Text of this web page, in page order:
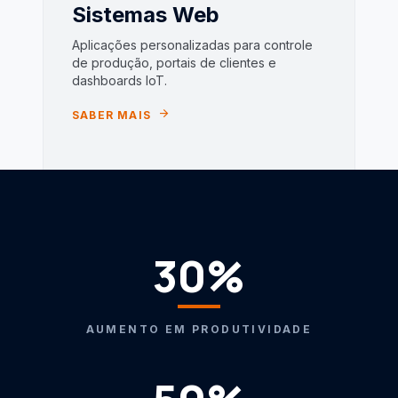
Sistemas Web
Aplicações personalizadas para controle
de produção, portais de clientes e
dashboards IoT.
SABER MAIS arrow_forward
30%
AUMENTO EM PRODUTIVIDADE